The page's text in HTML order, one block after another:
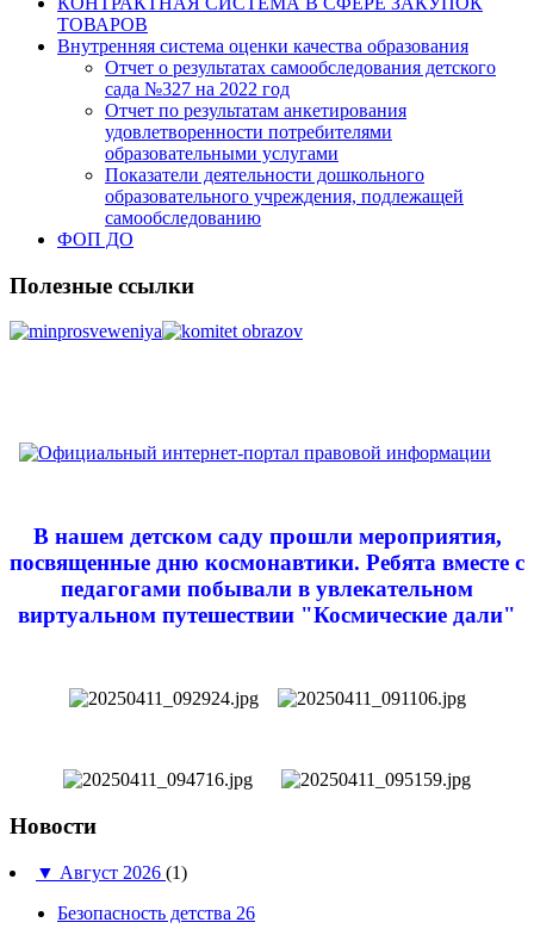
ТОВАРОВ
Внутренняя система оценки качества образования
Отчет о результатах самообследования детского
сада №327 на 2022 год
Отчет по результатам анкетирования
удовлетворенности потребителями
образовательными услугами
Показатели деятельности дошкольного
образовательного учреждения, подлежащей
самообследованию
ФОП ДО
Полезные ссылки
В нашем детском саду прошли мероприятия,
посвященные дню космонавтики. Ребята вместе с
педагогами побывали в увлекательном
виртуальном путешествии "Космические дали"
Новости
▼ Август 2026 (1)
Безопасность детства 26